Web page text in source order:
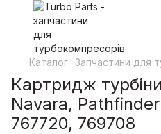
Каталог Запчастини для
Картридж
Navara,
767720, 769708